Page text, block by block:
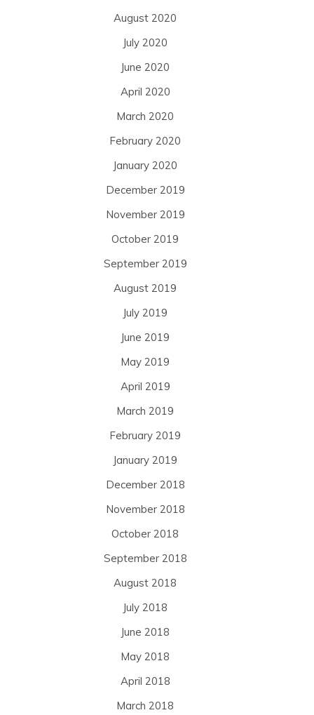
August 2020
July 2020
June 2020
April 2020
March 2020
February 2020
January 2020
December 2019
November 2019
October 2019
September 2019
August 2019
July 2019
June 2019
May 2019
April 2019
March 2019
February 2019
January 2019
December 2018
November 2018
October 2018
September 2018
August 2018
July 2018
June 2018
May 2018
April 2018
March 2018